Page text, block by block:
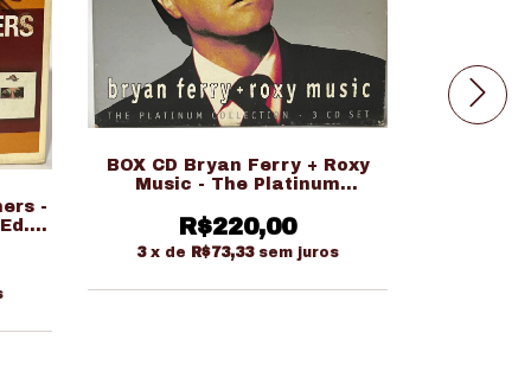
-
BOX CD Bryan Ferry + Roxy
Music - The Platinum
Nacional Triplo)
R$220,00
3 x de R$73,33 sem juros